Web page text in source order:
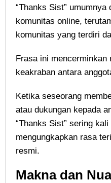
“Thanks Sist” umumnya
komunitas online,
komunitas yang terdiri
Frasa ini mencerminkan
keakraban antara
Ketika seseorang
atau dukungan kepada
“Thanks Sist” sering
mengungkapkan rasa
resmi.
Makna dan